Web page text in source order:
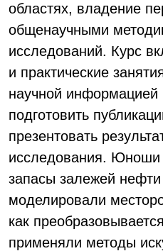
областях, владение
общенаучными
исследований. Курс
и практические
научной
подготовить
презентовать
исследования. Юноши
запасы залежей нефти
моделировали
как
применяли методы